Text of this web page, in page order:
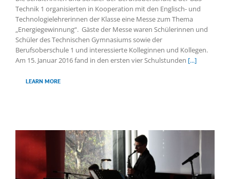
Technik 1 organisierten in Kooperation mit den Englisch- und
Technologielehrerinnen der Klasse eine Messe zum Thema
„Energiegewinnung“. Gäste der Messe waren Schülerinnen und
Schüler des Technischen Gymnasiums sowie der
Berufsoberschule 1 und interessierte Kolleginnen und Kollegen.
Am 15. Januar 2016 fand in den ersten vier Schulstunden [...]
LEARN MORE